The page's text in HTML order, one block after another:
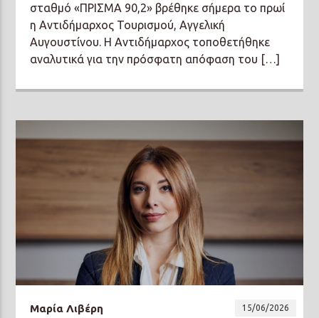
σταθμό «ΠΡΙΣΜΑ 90,2» βρέθηκε σήμερα το πρωί
η Αντιδήμαρχος Τουρισμού, Αγγελική
Αυγουστίνου. Η Αντιδήμαρχος τοποθετήθηκε
αναλυτικά για την πρόσφατη απόφαση του […]
Μαρία Λιβέρη 15/06/2026